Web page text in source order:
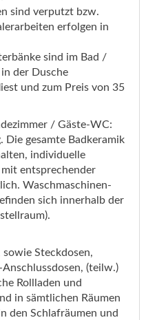
sind verputzt bzw.
erfolgen in
sind im Bad /
der Dusche
und zum Preis von 35
/ Gäste-WC:
Die gesamte Badkeramik
individuelle
entsprechender
Waschmaschinen-
sich innerhalb der
sowie Steckdosen,
(teilw.)
Rollladen und
in sämtlichen Räumen
den Schlafräumen und